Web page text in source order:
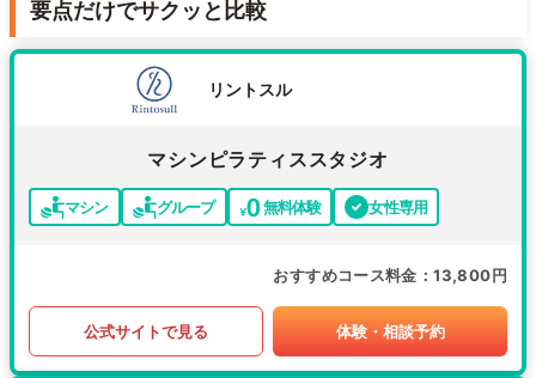
要点だけでサクッと比較
リントスル
マシンピラティススタジオ
マシン グループ 無料体験 女性専用
おすすめコース料金 13,800円
公式サイトで見る 体験・相談予約